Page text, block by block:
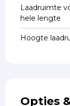
Laadruimte
hele lengte
Hoogte
Opties